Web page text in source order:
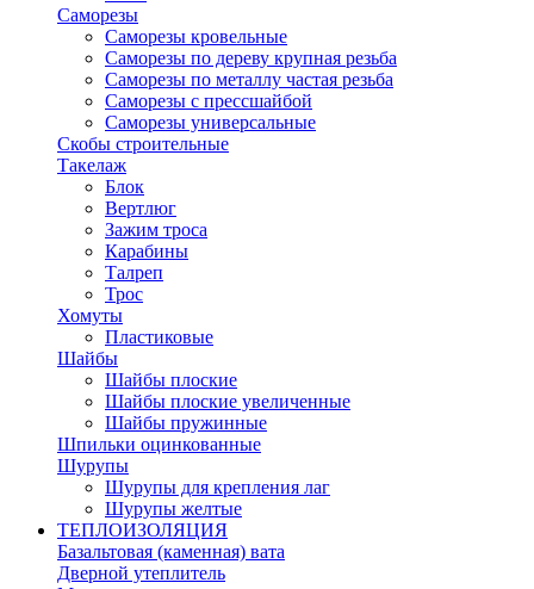
Саморезы
Саморезы кровельные
Саморезы по дереву крупная резьба
Саморезы по металлу частая резьба
Саморезы с прессшайбой
Саморезы универсальные
Скобы строительные
Такелаж
Блок
Вертлюг
Зажим троса
Карабины
Талреп
Трос
Хомуты
Пластиковые
Шайбы
Шайбы плоские
Шайбы плоские увеличенные
Шайбы пружинные
Шпильки оцинкованные
Шурупы
Шурупы для крепления лаг
Шурупы желтые
ТЕПЛОИЗОЛЯЦИЯ
Базальтовая (каменная) вата
Дверной утеплитель